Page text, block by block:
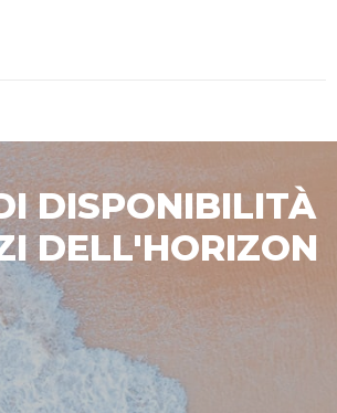
DISPONIBILITÀ
DELL'HORIZON